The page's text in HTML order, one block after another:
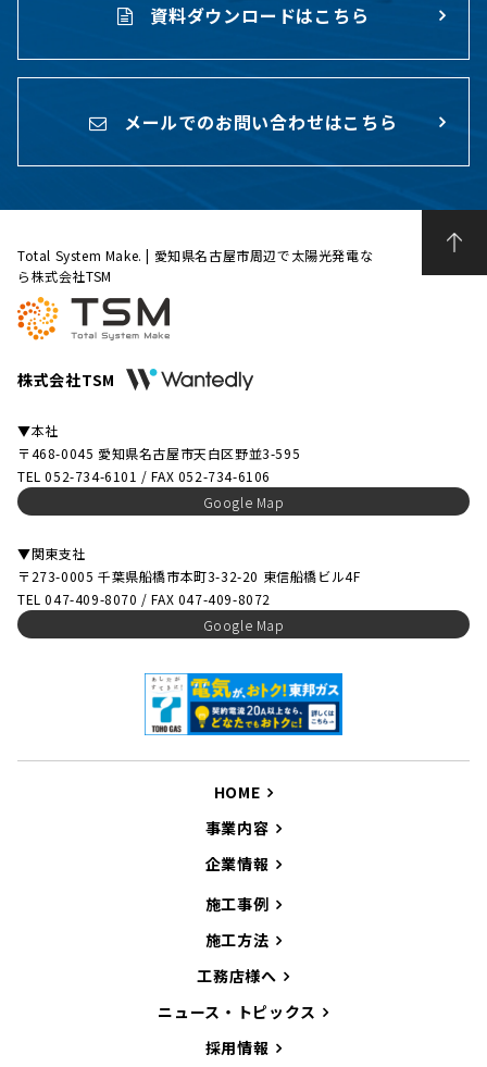
資料ダウンロードはこちら
メールでのお問い合わせはこちら
Total System Make. | 愛知県名古屋市周辺で太陽光発電な
ら株式会社TSM
株式会社TSM
▼本社
〒468-0045 愛知県名古屋市天白区野並3-595
TEL 052-734-6101 / FAX 052-734-6106
Google Map
▼関東支社
〒273-0005 千葉県船橋市本町3-32-20 東信船橋ビル4F
TEL 047-409-8070 / FAX 047-409-8072
Google Map
HOME
事業内容
企業情報
施工事例
施工方法
工務店様へ
ニュース・トピックス
採用情報